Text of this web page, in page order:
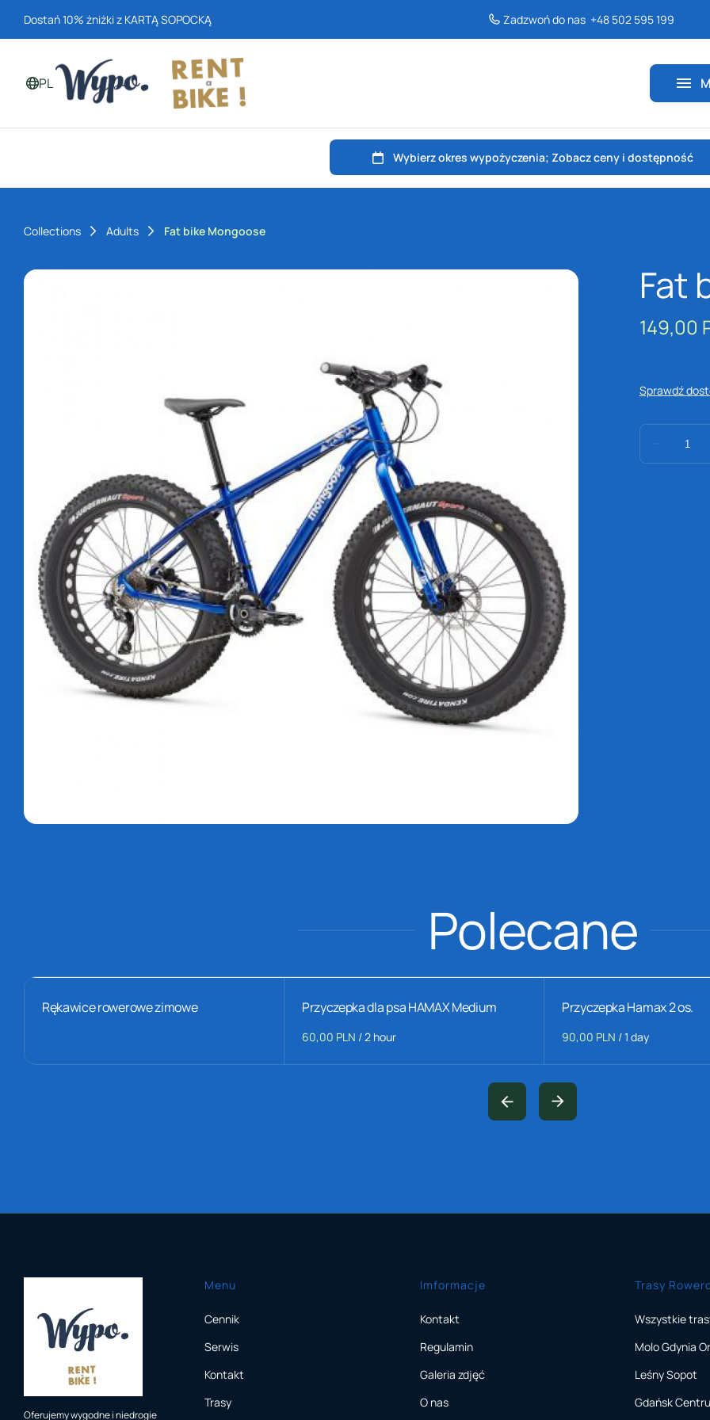
Dostań 10% żniżki z KARTĄ SOPOCKĄ Zadzwoń do nas +48 502 595 199
PL
Wszystkie rowery
i
Collections Adults Fat bike Mongoose
Fat
Polecane
Rękawice rowerowe zimowe Przyczepka dla psa HAMAX Medium
/
Przyczepka Hamax 2 os.
/
Oferujemy wygodne i niedrogie
Menu
Cennik
Serwis
Kontakt
Trasy
Imformacje
Kontakt
Regulamin
Galeria zdjęć
O nas
Trasy
Wszystkie
Molo Gdynia
Leśny Sopot
Gdańsk